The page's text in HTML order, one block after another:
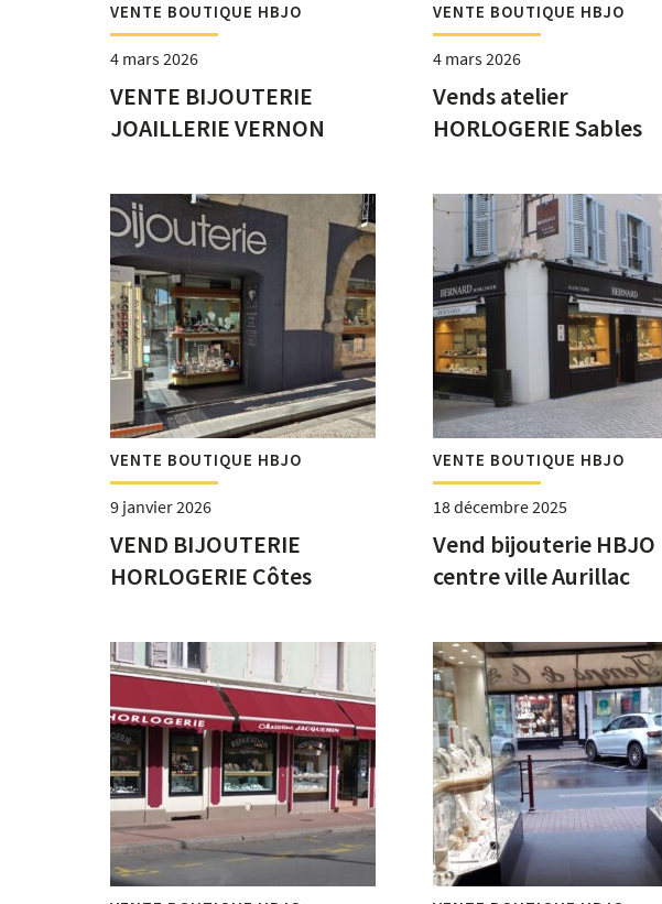
VENTE BOUTIQUE HBJO
4 mars 2026
VENTE BIJOUTERIE
JOAILLERIE VERNON
VENTE BOUTIQUE HBJO
4 mars 2026
Vends atelier
HORLOGERIE Sables
VENTE BOUTIQUE HBJO
9 janvier 2026
VEND BIJOUTERIE
HORLOGERIE Côtes
VENTE BOUTIQUE HBJO
18 décembre 2025
Vend bijouterie HBJO
centre ville Aurillac